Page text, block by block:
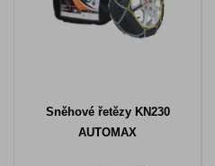
Sněhové řetězy KN230
AUTOMAX